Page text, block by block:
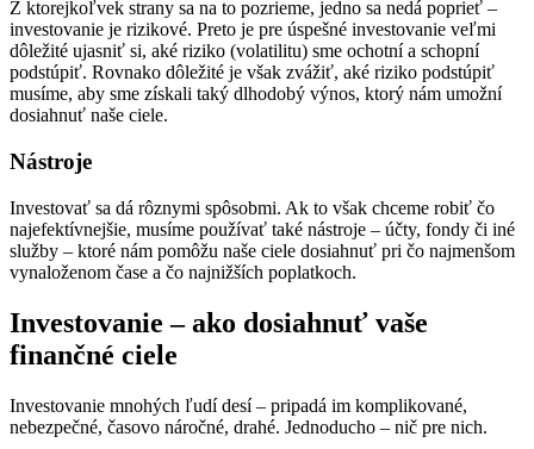
Z ktorejkoľvek strany sa na to pozrieme, jedno sa nedá poprieť –
investovanie je rizikové. Preto je pre úspešné investovanie veľmi
dôležité ujasniť si, aké riziko (volatilitu) sme ochotní a schopní
podstúpiť. Rovnako dôležité je však zvážiť, aké riziko podstúpiť
musíme, aby sme získali taký dlhodobý výnos, ktorý nám umožní
dosiahnuť naše ciele.
Nástroje
Investovať sa dá rôznymi spôsobmi. Ak to však chceme robiť čo
najefektívnejšie, musíme používať také nástroje – účty, fondy či iné
služby – ktoré nám pomôžu naše ciele dosiahnuť pri čo najmenšom
vynaloženom čase a čo najnižších poplatkoch.
Investovanie – ako dosiahnuť vaše
finančné ciele
Investovanie mnohých ľudí desí – pripadá im komplikované,
nebezpečné, časovo náročné, drahé. Jednoducho – nič pre nich.